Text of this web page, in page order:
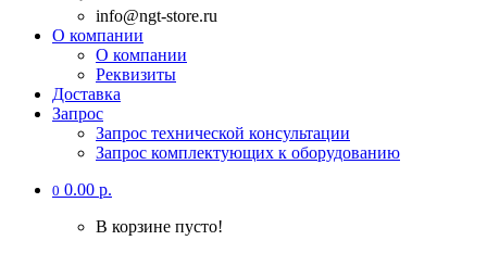
info@ngt-store.ru
О компании
О компании
Реквизиты
Доставка
Запрос
Запрос технической консультации
Запрос комплектующих к оборудованию
0 0.00 р.
В корзине пусто!